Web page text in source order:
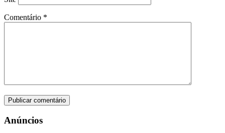
Comentário *
Anúncios